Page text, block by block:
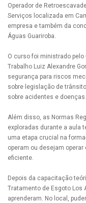
Operador de
Serviços localizada em
empresa e também da
Águas Guariroba.
O curso foi ministrado pelo
Trabalho Luiz Alexandre
segurança para riscos
sobre legislação de
sobre acidentes e doenças.
Além disso, as Normas
exploradas durante a aula
uma etapa crucial na
operam ou desejam
eficiente.
Depois da capacitação
Tratamento de Esgoto Los
aprenderam. No local,